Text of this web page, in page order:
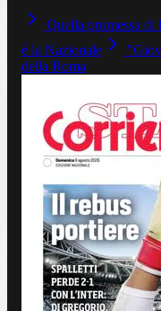
Quella promessa
è la Nazionale
della Roma